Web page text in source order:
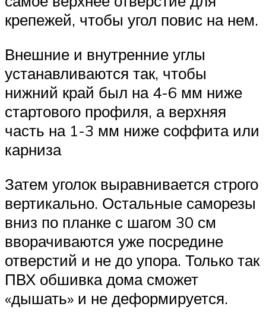
крепежей, чтобы угол повис на нем.
Внешние и внутренние углы
устанавливаются так, чтобы
нижний край был на 4-6 мм ниже
стартового профиля, а верхняя
часть на 1-3 мм ниже соффита или
карниза
Затем уголок выравнивается строго
вертикально. Остальные саморезы
вниз по планке с шагом 30 см
вворачиваются уже посредине
отверстий и не до упора. Только так
ПВХ обшивка дома сможет
«дышать» и не деформируется.